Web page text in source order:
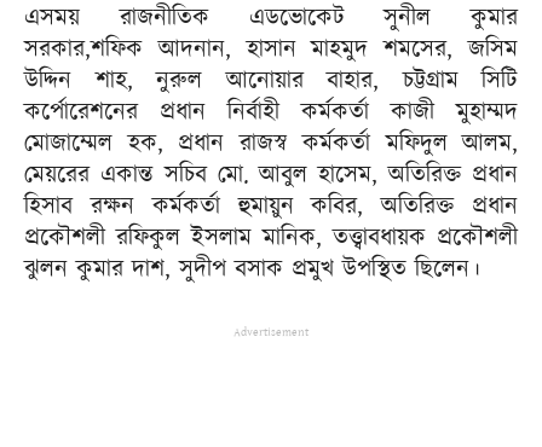
এসময় রাজনীতিক এডভোকেট সুনীল কুমার
সরকার,শফিক আদনান, হাসান মাহমুদ শমসের, জসিম
উদ্দিন শাহ, নুরুল আনোয়ার বাহার, চট্টগ্রাম সিটি
কর্পোরেশনের প্রধান নির্বাহী কর্মকর্তা কাজী মুহাম্মদ
মোজাম্মেল হক, প্রধান রাজস্ব কর্মকর্তা মফিদুল আলম,
মেয়রের একান্ত সচিব মো. আবুল হাসেম, অতিরিক্ত প্রধান
হিসাব রক্ষন কর্মকর্তা হুমায়ুন কবির, অতিরিক্ত প্রধান
প্রকৌশলী রফিকুল ইসলাম মানিক, তত্ত্বাবধায়ক প্রকৌশলী
ঝুলন কুমার দাশ, সুদীপ বসাক প্রমুখ উপস্থিত ছিলেন।
Advertisement